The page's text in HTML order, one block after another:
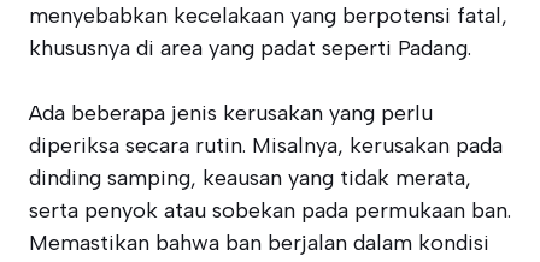
menyebabkan kecelakaan yang berpotensi fatal,
khususnya di area yang padat seperti Padang.
Ada beberapa jenis kerusakan yang perlu
diperiksa secara rutin. Misalnya, kerusakan pada
dinding samping, keausan yang tidak merata,
serta penyok atau sobekan pada permukaan ban.
Memastikan bahwa ban berjalan dalam kondisi